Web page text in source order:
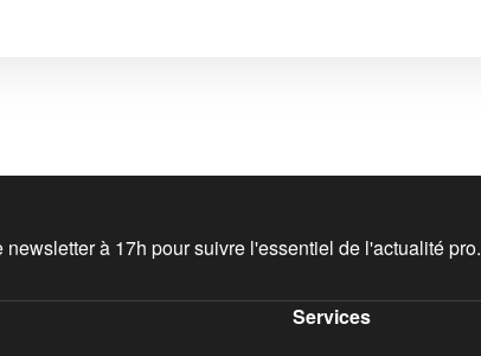
à 17h pour suivre l'essentiel de l'actualité pro.
Services